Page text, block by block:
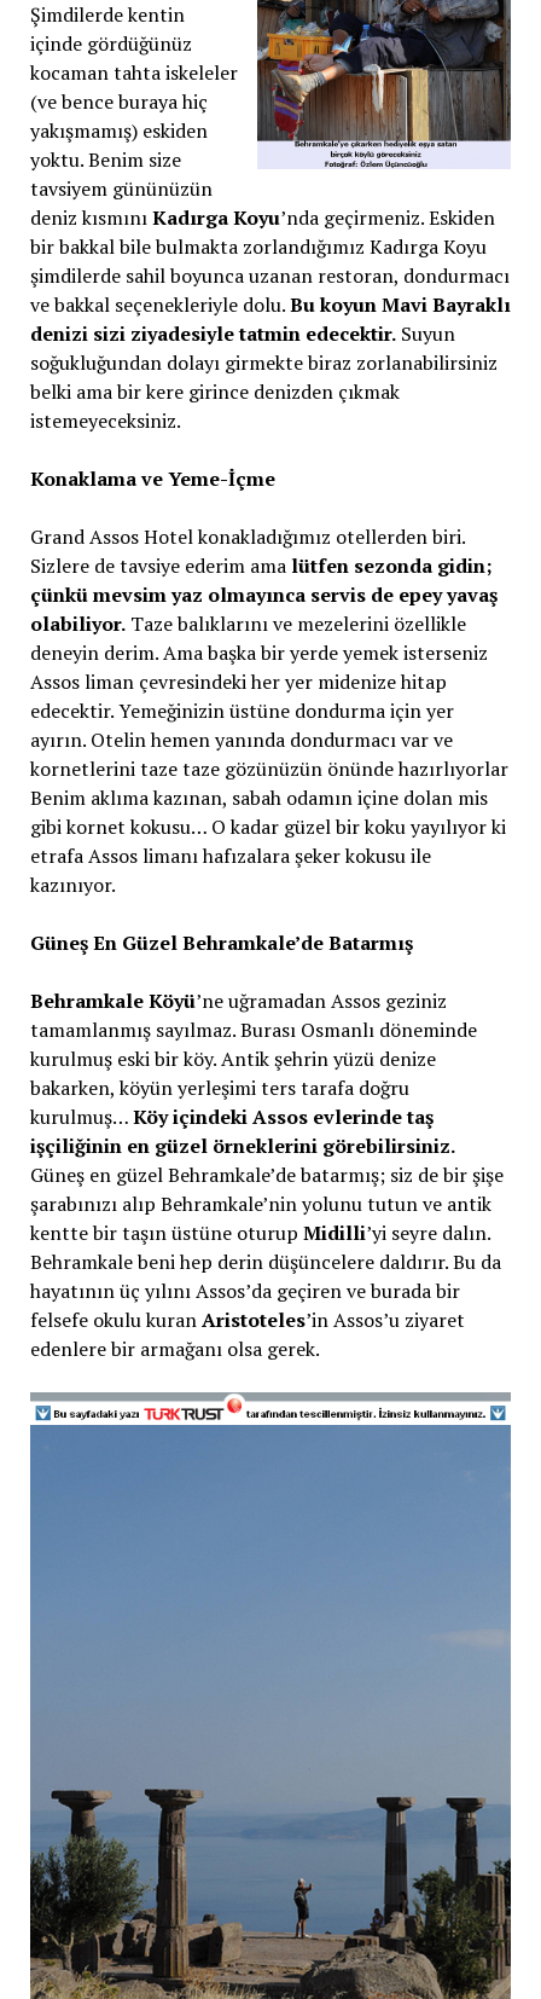
Şimdilerde kentin
içinde gördüğünüz
kocaman tahta iskeleler
(ve bence buraya hiç
yakışmamış) eskiden
yoktu. Benim size
tavsiyem gününüzün
deniz kısmınıKadırga Koyu’nda geçirmeniz. Eskiden
bir bakkal bile bulmakta zorlandığımız Kadırga Koyu
şimdilerde sahil boyunca uzanan restoran, dondurmacı
ve bakkal seçenekleriyle dolu.Bu koyun Mavi Bayraklı
denizi sizi ziyadesiyle tatmin edecektir.Suyun
soğukluğundan dolayı girmekte biraz zorlanabilirsiniz
belki ama bir kere girince denizden çıkmak
istemeyeceksiniz.
Konaklama ve Yeme-İçme
Grand Assos Hotel konakladığımız otellerden biri.
Sizlere de tavsiye ederim ama lütfen sezonda gidin;
çünkü mevsim yaz olmayınca servis de epey yavaş
olabiliyor.Taze balıklarını ve mezelerini özellikle
deneyin derim. Ama başka bir yerde yemek isterseniz
Assos liman çevresindeki her yer midenize hitap
edecektir. Yemeğinizin üstüne dondurma için yer
ayırın. Otelin hemen yanında dondurmacı var ve
kornetlerini taze taze gözünüzün önünde hazırlıyorlar
Benim aklıma kazınan, sabah odamın içine dolan mis
gibi kornet kokusu… O kadar güzel bir koku yayılıyor ki
etrafa Assos limanı hafızalara şeker kokusu ile
kazınıyor.
Güneş En Güzel Behramkale’de Batarmış
Behramkale Köyü’ne uğramadan Assos geziniz
tamamlanmış sayılmaz. Burası Osmanlı döneminde
kurulmuş eski bir köy. Antik şehrin yüzü denize
bakarken, köyün yerleşimi ters tarafa doğru
kurulmuş…Köy içindeki Assos evlerinde taş
işçiliğinin en güzel örneklerini görebilirsiniz.
Güneş en güzel Behramkale’de batarmış; siz de bir şişe
şarabınızı alıp Behramkale’nin yolunu tutun ve antik
kentte bir taşın üstüne oturup Midilli’yi seyre dalın.
Behramkale beni hep derin düşüncelere daldırır. Bu da
hayatının üç yılını Assos’da geçiren ve burada bir
felsefe okulu kuranAristoteles’in Assos’u ziyaret
edenlere bir armağanı olsa gerek.